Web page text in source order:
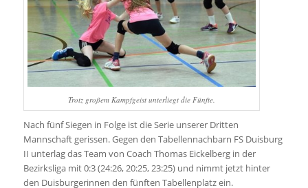
Trotz großem Kampfgeist unterliegt die Fünfte.
Nach fünf Siegen in Folge ist die Serie unserer Dritten
Mannschaft gerissen. Gegen den Tabellennachbarn FS Duisburg
II unterlag das Team von Coach Thomas Eickelberg in der
Bezirksliga mit 0:3 (24:26, 20:25, 23:25) und nimmt jetzt hinter
den Duisburgerinnen den fünften Tabellenplatz ein.